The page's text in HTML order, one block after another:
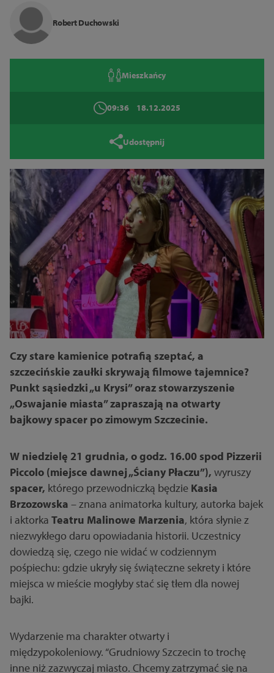
Robert Duchowski
Mieszkańcy
09:36 18.12.2025
Udostępnij
Czy stare kamienice potrafią szeptać, a
szczecińskie zaułki skrywają filmowe tajemnice?
Punkt sąsiedzki „u Krysi” oraz stowarzyszenie
„Oswajanie miasta” zapraszają na otwarty
bajkowy spacer po zimowym Szczecinie.
W niedzielę 21 grudnia, o godz. 16.00 spod Pizzerii
Piccolo (miejsce dawnej „Ściany Płaczu”), wyruszy
spacer, którego przewodniczką będzie Kasia
Brzozowska – znana animatorka kultury, autorka bajek
i aktorka Teatru Malinowe Marzenia, która słynie z
niezwykłego daru opowiadania historii. Uczestnicy
dowiedzą się, czego nie widać w codziennym
pośpiechu: gdzie ukryły się świąteczne sekrety i które
miejsca w mieście mogłyby stać się tłem dla nowej
bajki.
Wydarzenie ma charakter otwarty i
międzypokoleniowy. “Grudniowy Szczecin to trochę
inne niż zazwyczaj miasto. Chcemy zatrzymać się na